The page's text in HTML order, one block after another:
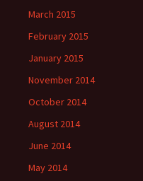
March 2015
February 2015
January 2015
November 2014
October 2014
August 2014
June 2014
May 2014